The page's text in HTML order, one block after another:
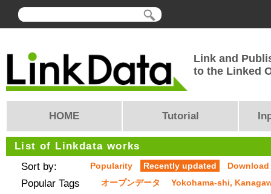
Link and
to the Linked
HOME Tutorial
List of Linkdata works
Sort by:
Popularity Recently updated
Popular Tags オープンデータ Yokohama-shi,